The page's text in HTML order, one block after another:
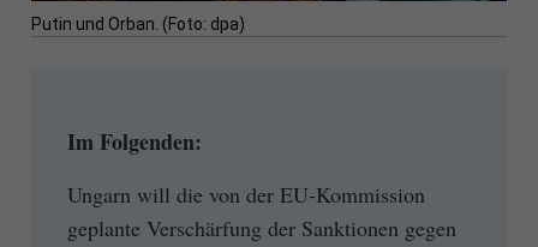
Putin und Orban. (Foto: dpa)
Im Folgenden:
Ungarn will die von der EU-Kommission
geplante Verschärfung der Sanktionen gegen